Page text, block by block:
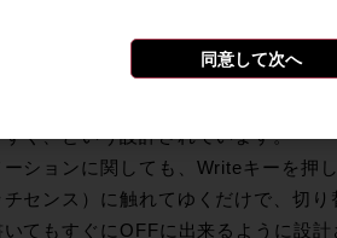
に効率よくここにあったら！！とい
作成、解除も独立したキーになってお
簡単にグループを作ったり、解除し
く、という設計されています。
ーションに関しても、Writeキーを押
チセンス）に触れてゆくだけで、切
いてもすぐにOFFに出来るように設計
同意して次へ